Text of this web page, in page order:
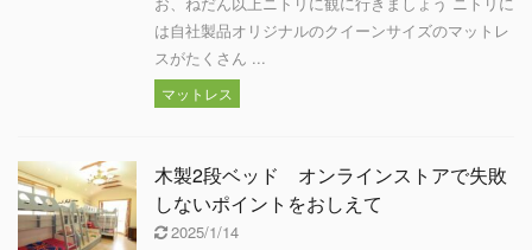
は自社製品オリジナルのクイーンサイズのマットレ
スがたくさん ...
マットレス
木製2段ベッド オンラインストアで失敗
しないポイントをおしえて
2025/1/14